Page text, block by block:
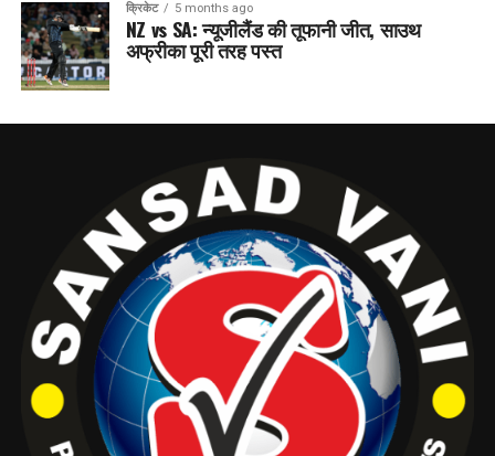
क्रिकेट 5 months ago
NZ vs SA: न्यूजीलैंड की तूफानी जीत, साउथ
अफ्रीका पूरी तरह पस्त